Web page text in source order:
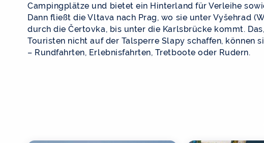
Campingplätze und bietet ein Hinterland für Verleihe
Dann fließt die Vltava nach Prag, wo sie unter Vyšehrad
durch die Čertovka, bis unter die Karlsbrücke kommt.
Touristen nicht auf der Talsperre Slapy schaffen, können
– Rundfahrten, Erlebnisfahrten, Tretboote oder Rudern.